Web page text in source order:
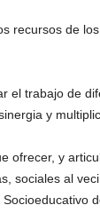
recursos de
el trabajo de
y
ofrecer, y
sociales al